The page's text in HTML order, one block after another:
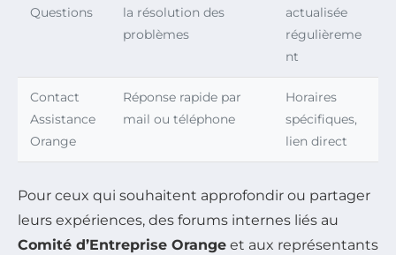
Questions
la résolution des
problèmes
actualisée
régulièreme
nt
Contact
Assistance
Orange
Réponse rapide par
mail ou téléphone
Horaires
spécifiques,
lien direct
Pour ceux qui souhaitent approfondir ou partager
leurs expériences, des forums internes liés au
Comité d’Entreprise Orange et aux représentants